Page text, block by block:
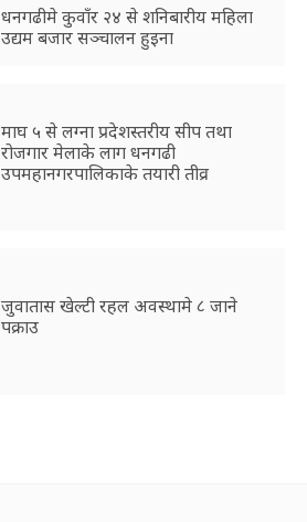
धनगढीमे कुवाँर २४ से शनिबारीय महिला
उद्यम बजार सञ्चालन हुइना
माघ ५ से लग्ना प्रदेशस्तरीय सीप तथा
रोजगार मेलाके लाग धनगढी
उपमहानगरपालिकाके तयारी तीव्र
जुवातास खेल्टी रहल अवस्थामे ८ जाने
पक्राउ